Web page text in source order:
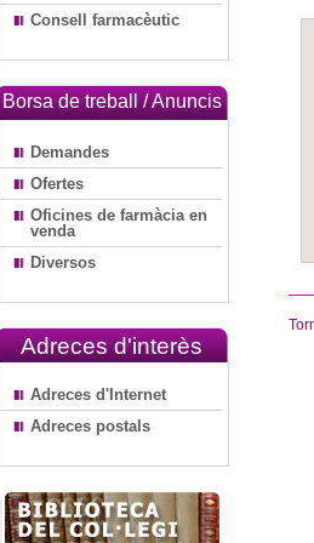
Consell farmacèutic
Borsa de treball / Anuncis
Demandes
Ofertes
Oficines de farmàcia en
venda
Diversos
Adreces d'interès
Adreces d'Internet
Adreces postals